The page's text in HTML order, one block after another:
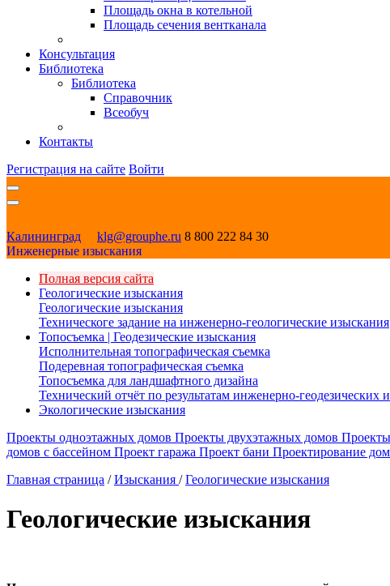
Площадь окна в котельной
Площадь сечения вентканала
Консультация
Библиотека
Библиотека
Справочник
Всеобуч
Контакты
Регистрация на сайте Войти
Калининград klg@grouphe.ru 8 800 222 84 30
Инженерные изыскания
Полная версия сайта
Геологические изыскания
Геологические изыскания
Техническоге задание на инженерно-геологические изыскания
Топосъемка | Геодезические изыскания
Исполнительная топографическая съемка
Подеревная топографическая съемка
Топосъемка для ландшафтного дизайна
Технический отчёт по результатам инженерно-геодезических
Экологические изыскания
Проекты одноэтажных домов Проекты двухэтажных домов
домов с бассейном Проект гаража Проект бани Проектирование
Главная страница / Изыскания / Геологические изыскания
Геологические изыскания